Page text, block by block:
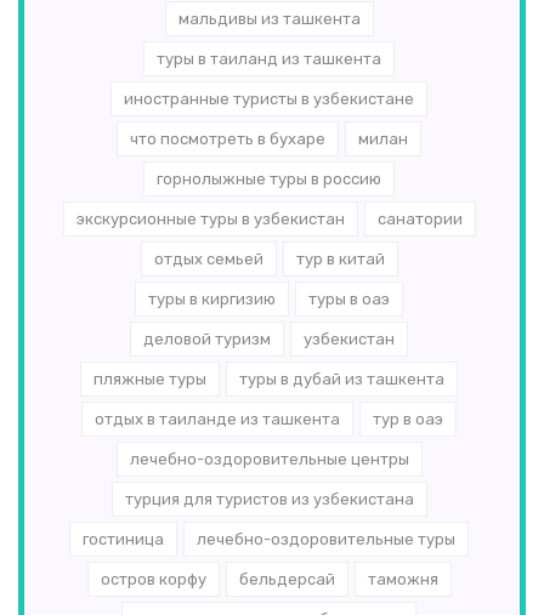
мальдивы из ташкента
туры в таиланд из ташкента
иностранные туристы в узбекистане
что посмотреть в бухаре милан
горнолыжные туры в россию
экскурсионные туры в узбекистан санатории
отдых семьей тур в китай
туры в киргизию туры в оаэ
деловой туризм узбекистан
пляжные туры туры в дубай из ташкента
отдых в таиланде из ташкента тур в оаэ
лечебно-оздоровительные центры
турция для туристов из узбекистана
гостиница лечебно-оздоровительные туры
остров корфу бельдерсай таможня